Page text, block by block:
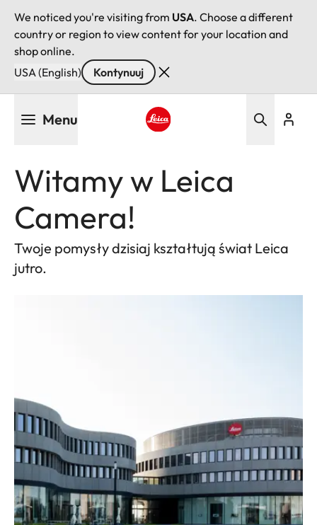
We noticed you're visiting from USA. Choose a different
country or region to view content for your location and
shop online.
USA (English)
Kontynuuj
Menu
Witamy w Leica
Camera!
Twoje pomysły dzisiaj kształtują świat Leica
jutro.